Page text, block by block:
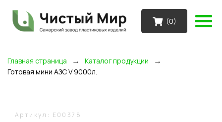
(0)
Главная страница → Каталог продукции →
Готовая мини АЗС V 9000л.
Артикул: E00378